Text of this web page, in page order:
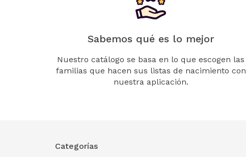
Sabemos qué es lo mejor
Nuestro catálogo se basa en lo que escogen las
familias que hacen sus listas de nacimiento con
nuestra aplicación.
Categorías